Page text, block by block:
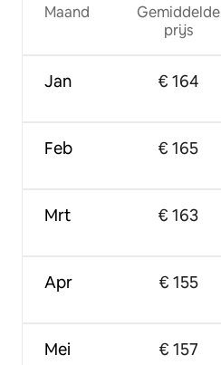
Maand
Jan
Feb
Mrt
Apr
Mei
Gemiddelde
prijs
€ 164
€ 165
€ 163
€ 155
€ 157